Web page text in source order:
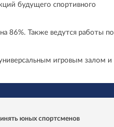
будущего спортивного
86%. Также ведутся работы по
игровым залом и
юных спортсменов